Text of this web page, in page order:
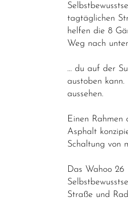
Elektrofahrräder
Jugendfahrräder
Mountainbikes
tagtäglichen
helfen die 8
Weg nach
… du auf der
austoben
aussehen.
Einen
Asphalt
Schaltung von
Das Wahoo
Straße und